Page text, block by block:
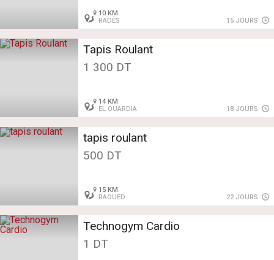
10 KM
RADÈS
15 JOURS
Tapis Roulant
1 300 DT
14 KM
EL OUARDIA
18 JOURS
tapis roulant
500 DT
15 KM
RAOUED
22 JOURS
Technogym Cardio
1 DT